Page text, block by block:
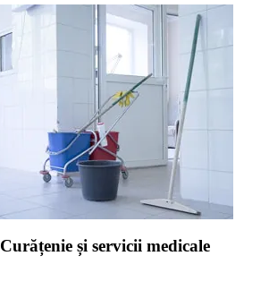
Curățenie și servicii medicale